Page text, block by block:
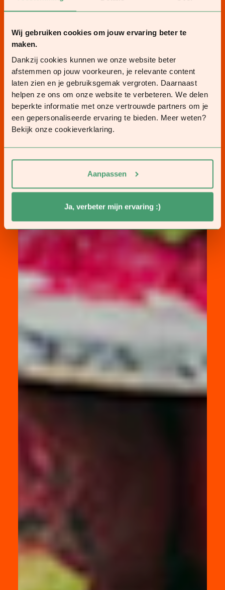
Wij gebruiken cookies om jouw ervaring beter te
maken.
Dankzij cookies kunnen we onze website beter
afstemmen op jouw voorkeuren, je relevante content
laten zien en je gebruiksgemak vergroten. Daarnaast
helpen ze ons om onze website te verbeteren. We delen
beperkte informatie met onze vertrouwde partners om je
een gepersonaliseerde ervaring te bieden. Meer weten?
Bekijk onze cookieverklaring.
Aanpassen
Ja, verbeter mijn ervaring :)